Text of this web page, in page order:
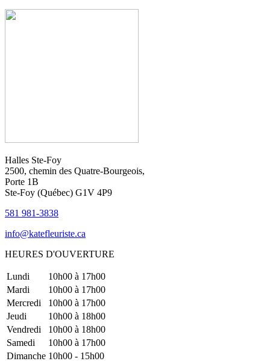
Halles Ste-Foy
2500, chemin des Quatre-Bourgeois,
Porte 1B
Ste-Foy (Québec)​​ G1V 4P9
581 981-3838
info@katefleuriste.ca
HEURES D'OUVERTURE
Lundi
10h00 à 17h00
Mardi
10h00 à 17h00
Mercredi
10h00 à 17h00
Jeudi
10h00 à 18h00
Vendredi
10h00 à 18h00
Samedi
10h00 à 17h00
Dimanche 10h00 - 15h00